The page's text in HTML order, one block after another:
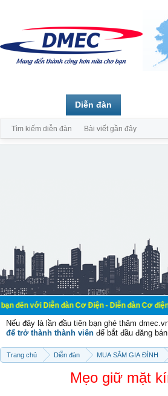
đàn Cơ Điện - Diễn đàn Cơ điện là nơi
Nếu đây là lần đầu tiên bạn ghé thăm
để trở thành thành viên để bắt đầu đăng
Trang chủ Diễn đàn MUA SẮM GIA ĐÌNH
Mẹo giữ mặt
Diễn đàn
Tìm kiếm diễn đàn Bài viết gần đây